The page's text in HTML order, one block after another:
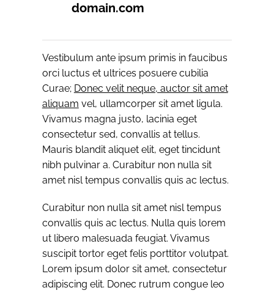
domain.com
Vestibulum ante ipsum primis in faucibus
orci luctus et ultrices posuere cubilia
Curae; Donec velit neque, auctor sit amet
aliquam vel, ullamcorper sit amet ligula.
Vivamus magna justo, lacinia eget
consectetur sed, convallis at tellus.
Mauris blandit aliquet elit, eget tincidunt
nibh pulvinar a. Curabitur non nulla sit
amet nisl tempus convallis quis ac lectus.
Curabitur non nulla sit amet nisl tempus
convallis quis ac lectus. Nulla quis lorem
ut libero malesuada feugiat. Vivamus
suscipit tortor eget felis porttitor volutpat.
Lorem ipsum dolor sit amet, consectetur
adipiscing elit. Donec rutrum congue leo